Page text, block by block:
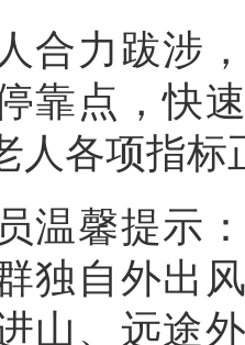
力跋涉，
靠点，快
人各项指
馨提示：
独自外出
山、远途